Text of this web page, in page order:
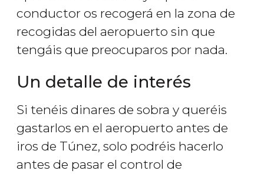
conductor os recogerá en la zona de
recogidas del aeropuerto sin que
tengáis que preocuparos por nada.
Un detalle de interés
Si tenéis dinares de sobra y queréis
gastarlos en el aeropuerto antes de
iros de Túnez, solo podréis hacerlo
antes de pasar el control de